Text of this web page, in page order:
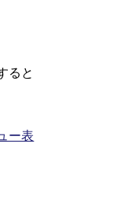
ると
ー表